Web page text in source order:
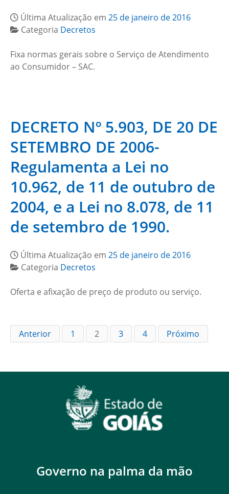
Última Atualização em 25 de janeiro de 2016
Categoria Decretos
Fixa normas gerais sobre o Serviço de Atendimento
ao Consumidor – SAC.
DECRETO Nº 5.903, DE 20 DE
SETEMBRO DE 2006-
Regulamenta a Lei no
10.962, de 11 de outubro de
2004, e a Lei no 8.078, de 11
de setembro de 1990.
Última Atualização em 25 de janeiro de 2016
Categoria Decretos
Oferta e afixação de preço de produto ou serviço.
Anterior 1 2 3 4 Próximo
Governo na palma da mão